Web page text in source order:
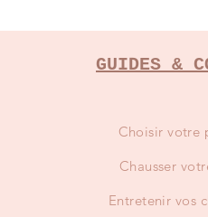
GUIDES &
Choisir votre
Chausser
Entretenir vos